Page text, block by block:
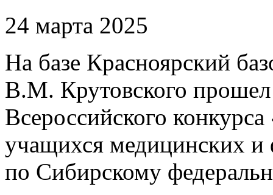
24 марта 2025
На базе Красноярский
В.М. Крутовского прошел
Всероссийского
учащихся медицинских и
по Сибирскому